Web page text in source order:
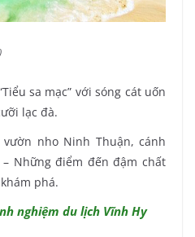
sa mạc” với sóng cát uốn
lạc đà.
vườn nho Ninh Thuận, cánh
Những điểm đến đậm chất
phá.
nghiệm du lịch Vĩnh Hy